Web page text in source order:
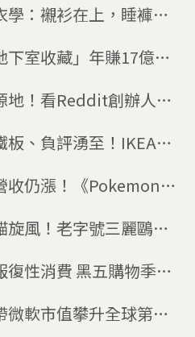
學：襯衫在上，睡褲在
下室收藏」年賺17億美
地！看Reddit創辦人從
PTT」
板、負評湧至！IKEA聘
收仍漲！《Pokemon
99%
旋風！老字號三麗鷗換
？
復性消費 黑五購物季拉
微軟市值攀升全球第